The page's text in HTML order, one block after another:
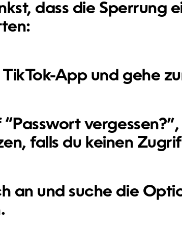
dass die Sperrung
App und gehe
falls du keinen
an und suche die